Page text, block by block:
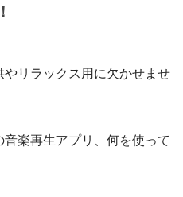
リラックス用に欠かせませ
楽再生アプリ、何を使って